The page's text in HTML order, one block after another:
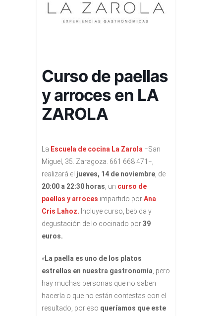
Curso de paellas
y arroces en LA
ZAROLA
La Escuela de cocina La Zarola −San
Miguel, 35. Zaragoza. 661 668 471−,
realizará el jueves, 14 de noviembre , de
20:00 a 22:30 horas , un curso de
paellas y arroces impartido porAna
Cris Lahoz. Incluye curso, bebida y
degustación de lo cocinado por39
euros.
«La paella es uno de los platos
estrellas en nuestra gastronomía , pero
hay muchas personas que no saben
hacerla o que no están contestas con el
resultado, por eso queríamos que este